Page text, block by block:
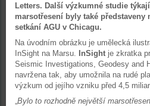
Letters. Další výzkumné studie
marsotřesení byly také představeny
setkání AGU v Chicagu.
Na úvodním obrázku je umělecká
InSight na Marsu.
InSight je zkratka
Seismic Investigations, Geodesy and
navržena tak, aby umožnila na rudé
výzkum od jejího vzniku před 4,5
„Bylo to rozhodně největší